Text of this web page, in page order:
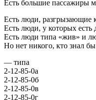
Есть большие пассажиры
Есть люди, разгрызающие
Есть люди, у которых есть
Есть люди типа «жив» и
Но нет никого, кто знал
— типа
2-12-85-0а
2-12-85-0б
2-12-85-0в
2-12-85-0г